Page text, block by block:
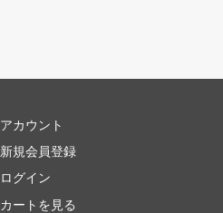
アカウント
新規会員登録
ログイン
カートを見る